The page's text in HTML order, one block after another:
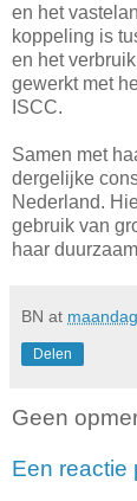
en het
koppeling is
en het
gewerkt met
ISCC.
Samen met
dergelijke
Nederland.
gebruik van
haar
BN at
Delen
Geen
Een reactie